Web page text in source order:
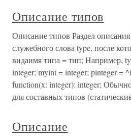
Описание типов
Описание типов Раздел
служебного слова type, после
видаимя типа = тип; Например,
integer; myint = integer; pinteger =
function(x: integer): integer;
для составных типов
Описание